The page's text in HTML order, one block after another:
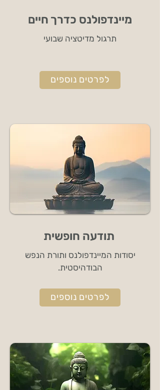
מיינדפולנס כדרך חיים
תרגול מדיטציה שבועי
לפרטים נוספים
יסודות המיינדפולנס ותורת הנפש
הבודהיסטית.
לפרטים נוספים